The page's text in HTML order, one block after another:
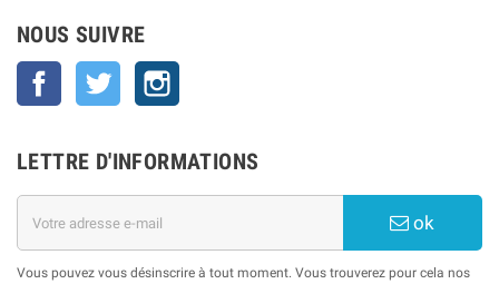
NOUS SUIVRE
Facebook Twitter
LETTRE D'INFORMATIONS
ok
Vous pouvez vous désinscrire à tout moment. Vous trouverez pour cela nos